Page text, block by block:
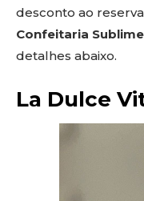
desconto ao
Confeitaria
detalhes abaixo.
La Dulce